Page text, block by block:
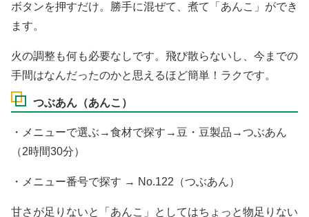
ボタンを押すだけ。勝手に混ぜて、煮て「あんこ」ができ
ます。
火の調整も何も必要なしです。飛び散らないし、今までの
手間はなんだったのかと思えるほど簡単！ラクです。
つぶあん（あんこ）
・メニューで選ぶ→食材で探す→豆・豆製品→つぶあん
（2時間30分）
・メニュー番号で探す → No.122（つぶあん）
甘さが足りないと「あんこ」としてはちょっと物足りない